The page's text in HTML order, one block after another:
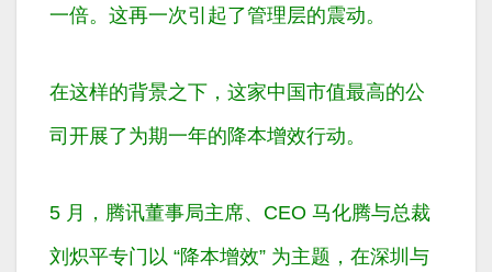
一倍。这再一次引起了管理层的震动。
在这样的背景之下，这家中国市值最高的公
司开展了为期一年的降本增效行动。
5 月，腾讯董事局主席、CEO 马化腾与总裁
刘炽平专门以 “降本增效” 为主题，在深圳与